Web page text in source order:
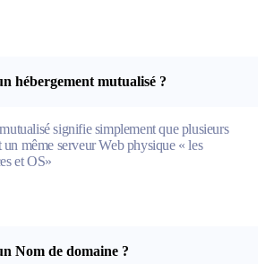
hébergement mutualisé ?
signifie simplement que plusieurs
un même serveur Web physique « les
et OS»
Nom de domaine ?